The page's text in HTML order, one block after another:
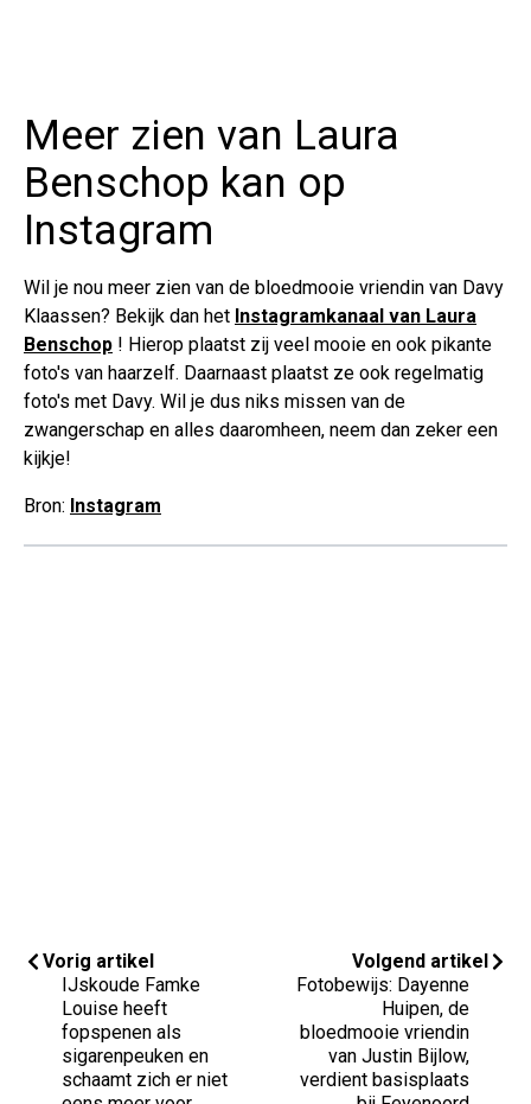
Meer zien van Laura
Benschop kan op
Instagram
Wil je nou meer zien van de bloedmooie vriendin van Davy
Klaassen? Bekijk dan het Instagramkanaal van Laura
Benschop ! Hierop plaatst zij veel mooie en ook pikante
foto's van haarzelf. Daarnaast plaatst ze ook regelmatig
foto's met Davy. Wil je dus niks missen van de
zwangerschap en alles daaromheen, neem dan zeker een
kijkje!
Bron: Instagram
Vorig artikel
IJskoude Famke
Louise heeft
fopspenen als
sigarenpeuken en
schaamt zich er niet
Volgend artikel
Fotobewijs: Dayenne
Huipen, de
bloedmooie vriendin
van Justin Bijlow,
verdient basisplaats